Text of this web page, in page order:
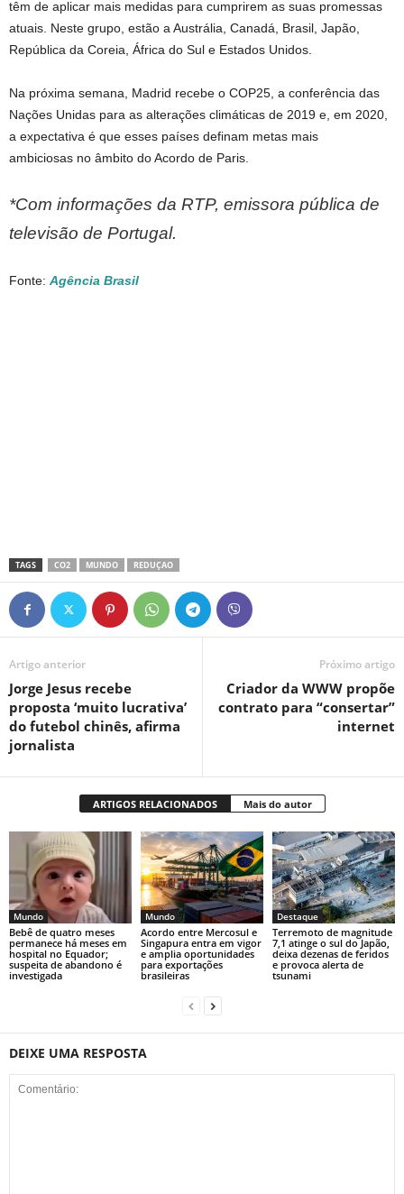
têm de aplicar mais medidas para cumprirem as suas promessas
atuais. Neste grupo, estão a Austrália, Canadá, Brasil, Japão,
República da Coreia, África do Sul e Estados Unidos.
Na próxima semana, Madrid recebe o COP25, a conferência das
Nações Unidas para as alterações climáticas de 2019 e, em 2020,
a expectativa é que esses países definam metas mais
ambiciosas no âmbito do Acordo de Paris.
*Com informações da RTP, emissora pública de
televisão de Portugal.
Fonte: Agência Brasil
TAGS CO2 MUNDO REDUÇAO
Artigo anterior
Jorge Jesus recebe
proposta ‘muito lucrativa’
do futebol chinês, afirma
jornalista
Próximo artigo
Criador da WWW propõe
contrato para “consertar”
internet
ARTIGOS RELACIONADOS Mais do autor
Mundo
Bebê de quatro meses
permanece há meses em
hospital no Equador;
suspeita de abandono é
investigada
Mundo
Acordo entre Mercosul e
Singapura entra em vigor
e amplia oportunidades
para exportações
brasileiras
Destaque
Terremoto de magnitude
7,1 atinge o sul do Japão,
deixa dezenas de feridos
e provoca alerta de
tsunami
DEIXE UMA RESPOSTA